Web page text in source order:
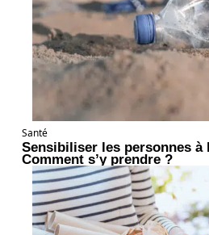
Santé
Sensibiliser les personnes à
Comment s’y prendre ?